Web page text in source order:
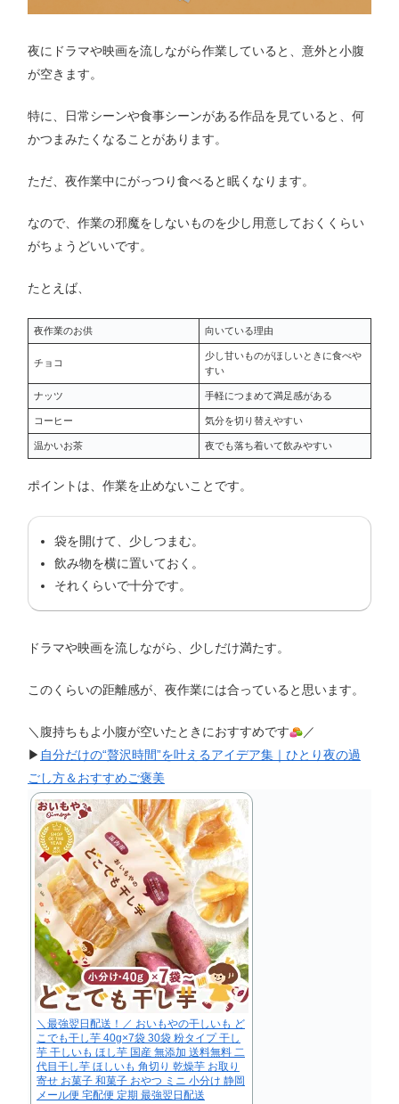
夜にドラマや映画を流しながら作業していると、意外と小腹
が空きます。
特に、日常シーンや食事シーンがある作品を見ていると、何
かつまみたくなることがあります。
ただ、夜作業中にがっつり食べると眠くなります。
なので、作業の邪魔をしないものを少し用意しておくくらい
がちょうどいいです。
たとえば、
夜作業のお供 向いている理由
チョコ
少し甘いものがほしいときに食べや
すい
ナッツ 手軽につまめて満足感がある
コーヒー 気分を切り替えやすい
温かいお茶 夜でも落ち着いて飲みやすい
ポイントは、作業を止めないことです。
袋を開けて、少しつまむ。
飲み物を横に置いておく。
それくらいで十分です。
ドラマや映画を流しながら、少しだけ満たす。
このくらいの距離感が、夜作業には合っていると思います。
＼腹持ちもよ小腹が空いたときにおすすめです
／
▶︎ 自分だけの“贅沢時間”を叶えるアイデア集｜ひとり夜の過
ごし方＆おすすめご褒美
＼最強翌日配送！／ おいもやの干しいも ど
こでも干し芋 40g×7袋 30袋 粉タイプ 干し
芋 干しいも ほし芋 国産 無添加 送料無料 二
代目干し芋 ほしいも 角切り 乾燥芋 お取り
寄せ お菓子 和菓子 おやつ ミニ 小分け 静岡
メール便 宅配便 定期 最強翌日配送